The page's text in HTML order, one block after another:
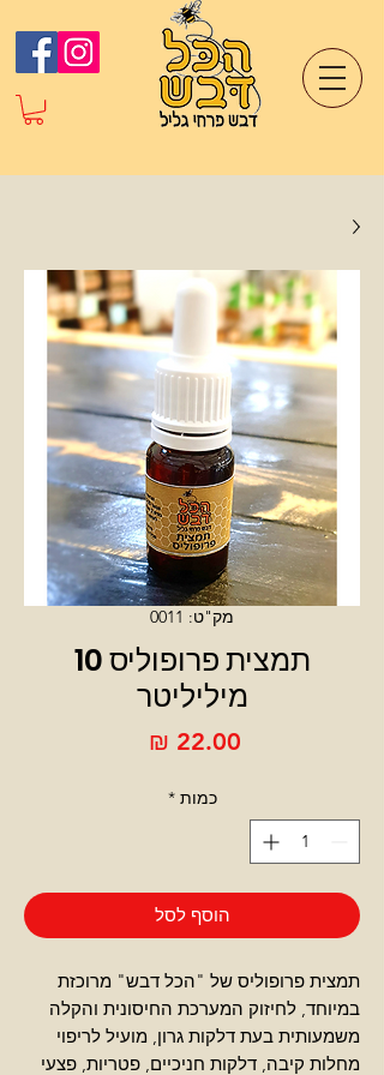
מק"ט: 0011
תמצית פרופוליס 10
מיליליטר
כמות *
הוסף לסל
תמצית פרופוליס של "הכל דבש" מרוכזת
במיוחד, לחיזוק המערכת החיסונית והקלה
משמעותית בעת דלקות גרון, מועיל לריפוי
מחלות קיבה, דלקות חניכיים, פטריות, פצעי